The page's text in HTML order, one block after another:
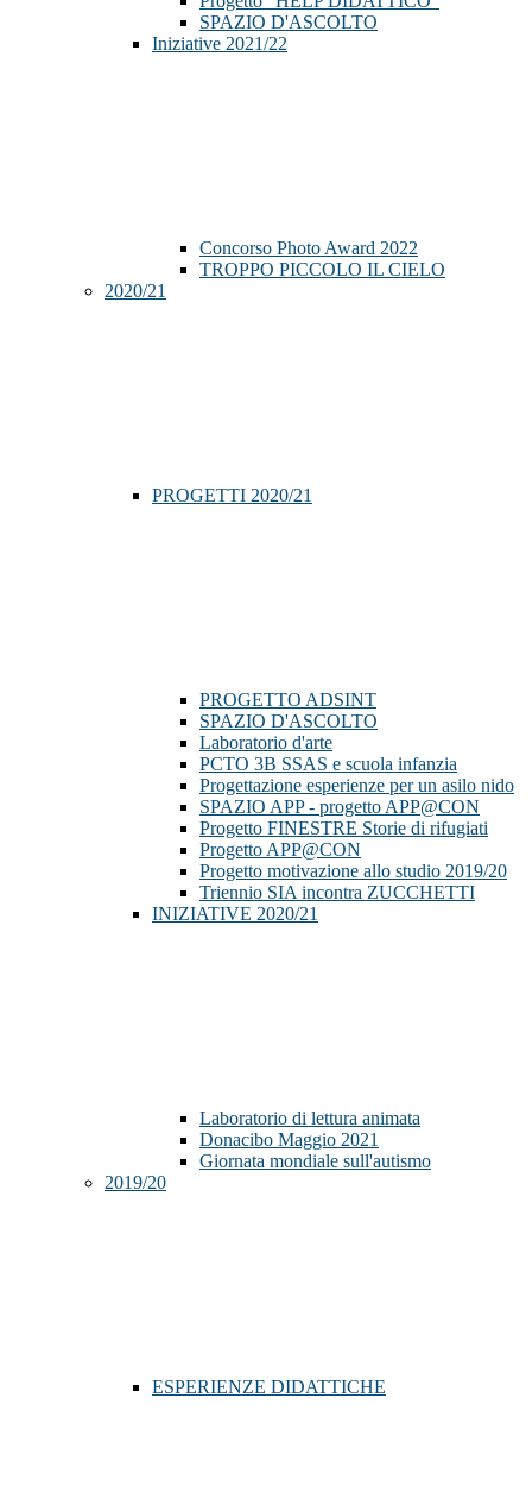
SPAZIO D'ASCOLTO
Iniziative 2021/22
Concorso Photo Award 2022
TROPPO PICCOLO IL CIELO
2020/21
PROGETTI 2020/21
PROGETTO ADSINT
SPAZIO D'ASCOLTO
Laboratorio d'arte
PCTO 3B SSAS e scuola infanzia
Progettazione esperienze per un asilo nido
SPAZIO APP - progetto APP@CON
Progetto FINESTRE Storie di rifugiati
Progetto APP@CON
Progetto motivazione allo studio 2019/20
Triennio SIA incontra ZUCCHETTI
INIZIATIVE 2020/21
Laboratorio di lettura animata
Donacibo Maggio 2021
Giornata mondiale sull'autismo
2019/20
ESPERIENZE DIDATTICHE